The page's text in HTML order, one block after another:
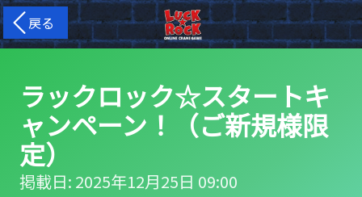
戻る
ラックロック☆スタートキ
ャンペーン！（ご新規様限
定）
掲載日: 2025年12月25日 09:00